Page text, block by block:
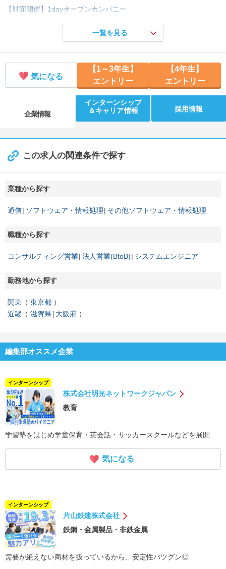
【対面開催】1dayオープンカンパニー
一覧を見る
気になる
【1～3年生】
エントリー
【4年生】
エントリー
企業情報
インターンシップ
＆キャリア情報
採用情報
この求人の関連条件で探す
業種から探す
通信 ソフトウェア・情報処理 その他ソフトウェア・情報処理
職種から探す
コンサルティング営業 法人営業(BtoB) システムエンジニア
勤務地から探す
関東
東京都
近畿
滋賀県 大阪府
編集部オススメ企業
インターンシップ
株式会社明光ネットワークジャパン
教育
学習塾をはじめ学童保育・英会話・サッカースクールなどを展開
気になる
インターンシップ
片山鉄建株式会社
鉄鋼・金属製品・非鉄金属
需要が絶えない商材を扱っているから、安定性バツグン◎